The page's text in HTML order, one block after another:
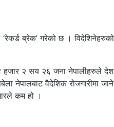
ब्रेक’ गरेको छ ।
हजार २ सय २६ जना नेपालीहरुले
नेपालबाट वैदेशिक रोजगारीमा
कम हो ।